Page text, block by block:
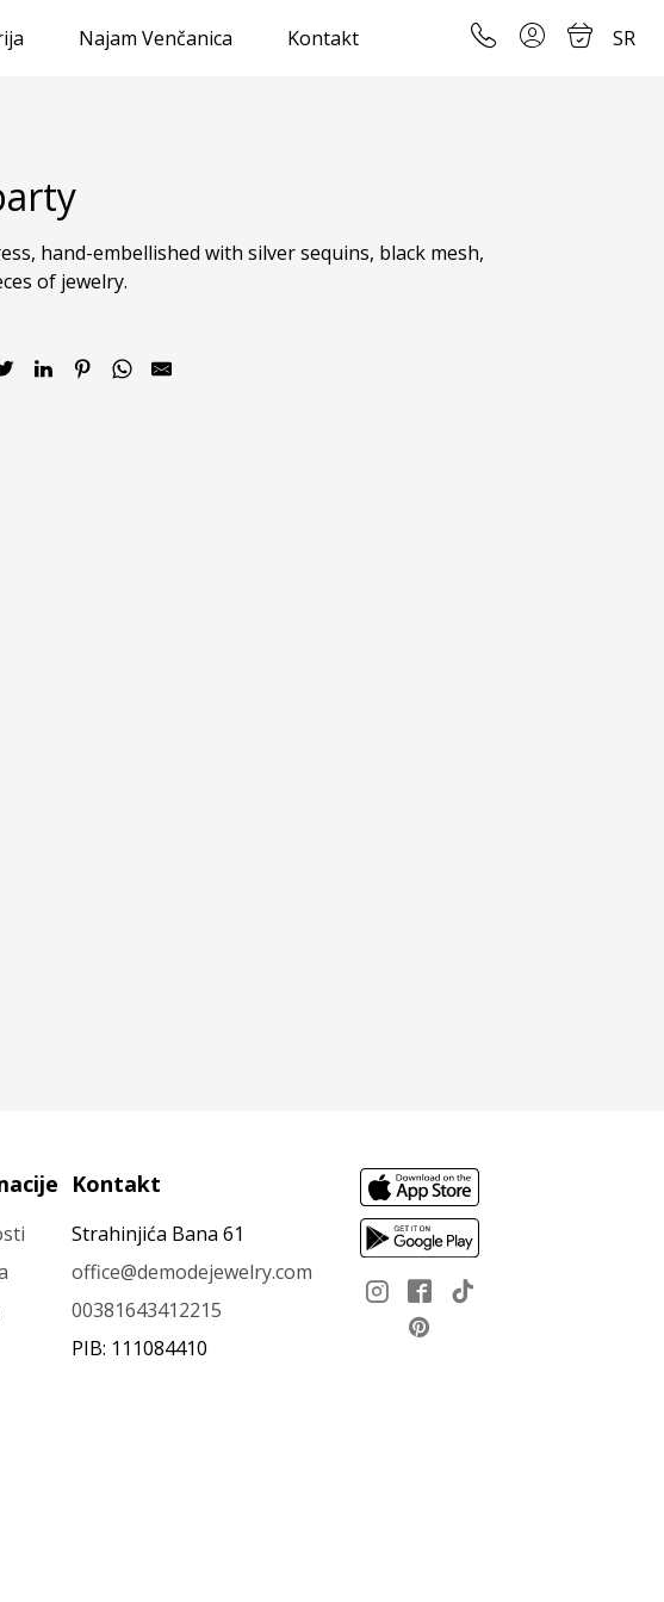
Najam Venčanica Kontakt SR
hand-embellished with silver sequins, black mesh,
of jewelry.
Kontakt
Strahinjića Bana 61
office@demodejewelry.com
00381643412215
PIB: 111084410